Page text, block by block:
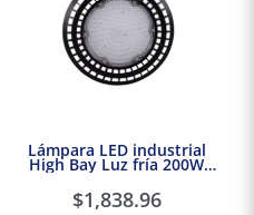
Lámpara LED industrial
High Bay Luz fría 200W
$1,838.96